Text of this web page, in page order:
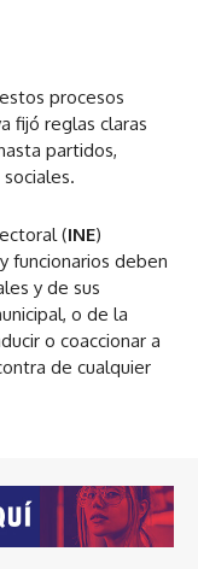
procesos
fijó reglas claras
partidos,
(INE)
funcionarios deben
y de sus
o de la
o coaccionar a
de cualquier